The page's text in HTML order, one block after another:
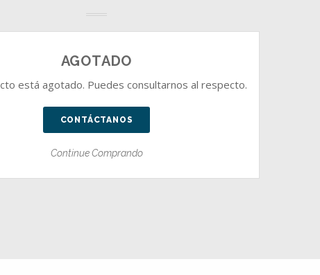
AGOTADO
está agotado. Puedes consultarnos al respecto.
CONTÁCTANOS
Continue Comprando